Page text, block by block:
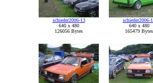
schieder2006-13
640 x 480
126056 Bytes
schieder2006-
640 x 480
165479 Bytes